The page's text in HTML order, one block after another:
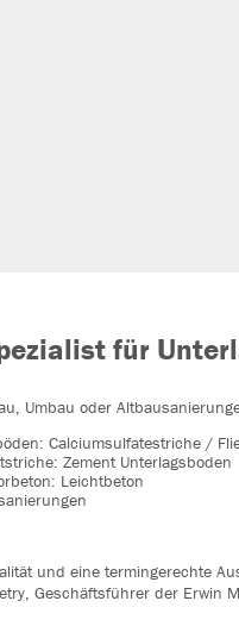
für
Umbau oder
Calciumsulfatestriche /
Zement Unterlagsboden
Leichtbeton
und eine termingerechte
Geschäftsführer der Erwin